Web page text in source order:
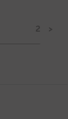
2024
>